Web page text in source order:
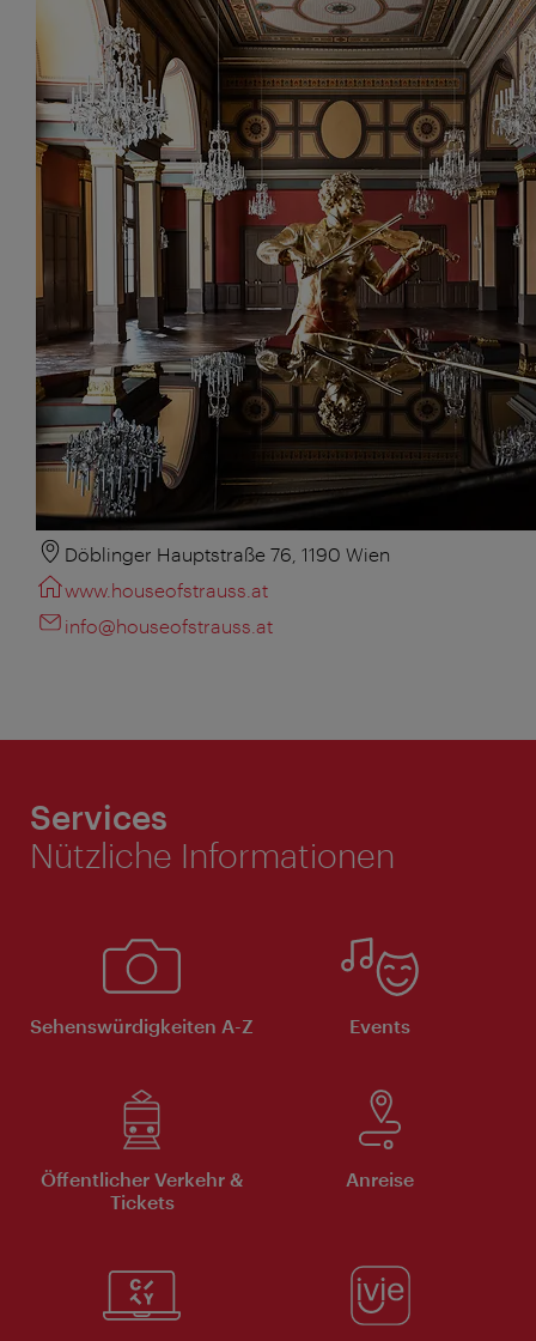
Döblinger Hauptstraße 76, 1190 Wien
www.houseofstrauss.at
info@houseofstrauss.at
Services
Nützliche Informationen
Sehenswürdigkeiten A-Z Events
Öffentlicher Verkehr &
Tickets
Anreise